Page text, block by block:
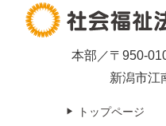
本部／〒950-
新潟市江
トップページ